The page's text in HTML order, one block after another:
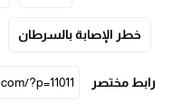
خطر الإصابة بالسرطان
رابط مختصر